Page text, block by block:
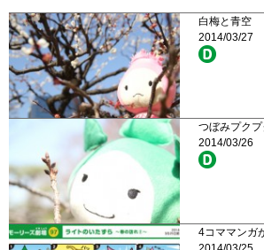
白梅と青空
2014/03/27
つぼみプク
2014/03/26
4コママンガ